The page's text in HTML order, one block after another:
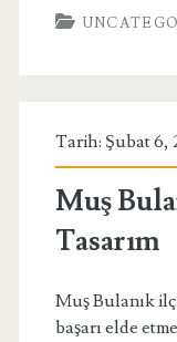
Tarih: Şubat 6,
Muş
Tasarım
Muş Bulanık
başarı elde